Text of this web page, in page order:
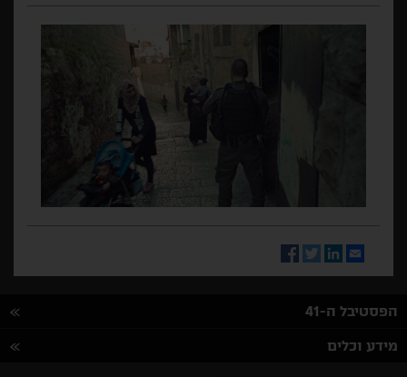
Email
LinkedIn
Twitter
Facebook
הפסטיבל ה-41
מידע וכלים